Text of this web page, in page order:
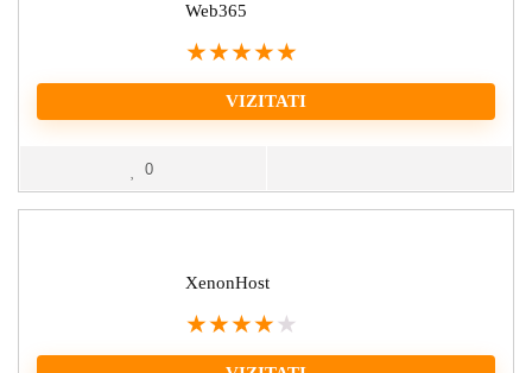
Web365
★★★★★
VIZITATI
0
XenonHost
★★★★ ★